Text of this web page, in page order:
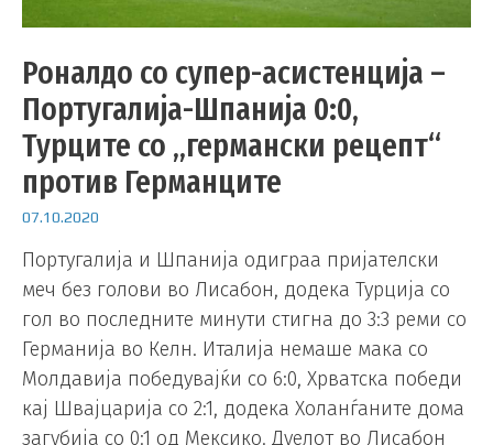
Роналдо со супер-асистенција –
Португалија-Шпанија 0:0,
Турците со „германски рецепт“
против Германците
07.10.2020
Португалија и Шпанија одиграа пријателски
меч без голови во Лисабон, додека Турција со
гол во последните минути стигна до 3:3 реми со
Германија во Келн. Италија немаше мака со
Молдавија победувајќи со 6:0, Хрватска победи
кај Швајцарија со 2:1, додека Холанѓаните дома
загубија со 0:1 од Мексико. Дуелот во Лисабон